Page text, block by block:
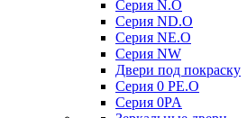
Серия N.O
Серия ND.O
Серия NE.O
Серия NW
Двери под покраску
Серия 0 PE.O
Серия 0PA